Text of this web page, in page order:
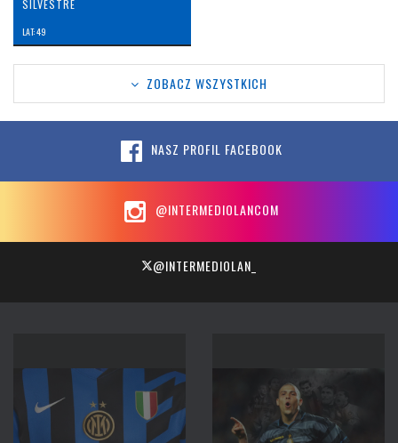
SILVESTRE
LAT: 49
ZOBACZ WSZYSTKICH
NASZ PROFIL FACEBOOK
@INTERMEDIOLANCOM
@INTERMEDIOLAN_